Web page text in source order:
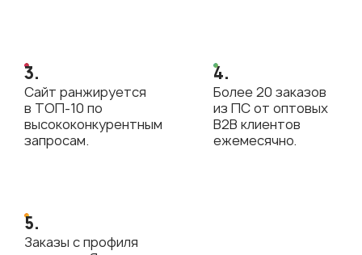
3.
Сайт ранжируется
в ТОП-10 по
высококонкурентным
запросам.
4.
Более 20 заказов
из ПС от оптовых
В2В клиентов
ежемесячно.
5.
Заказы с профиля